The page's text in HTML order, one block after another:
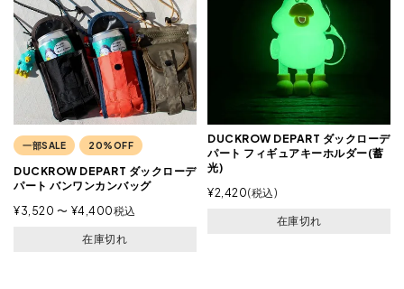
一部SALE 20%OFF
DUCKROW DEPART ダックローデ
パート バンワンカンバッグ
¥3,520 〜 ¥4,400税込
在庫切れ
DUCKROW DEPART ダックローデ
パート フィギュアキーホルダー(蓄
光)
¥2,420 税込
在庫切れ